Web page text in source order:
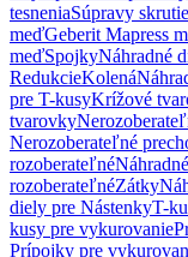
tesneniaSúpravy
meďGeberit Mapress
meďSpojkyNáhradné
RedukcieKolená
pre T-kusyKrížové
tvarovky
Nerozoberateľné
rozoberateľné
rozoberateľnéZátky
diely pre NástenkyT-
kusy pre vykurovanie
Prípojky pre